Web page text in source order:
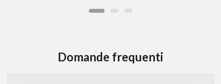
Domande frequenti